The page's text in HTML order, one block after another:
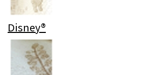
Disney®